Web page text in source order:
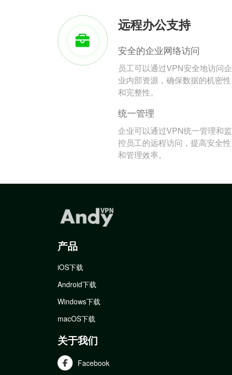
远程办公支持
安全的企业网络访问
员工可以通过VPN安全地访问企
业内部资源，确保数据的机密性
和完整性。
统一管理
企业可以通过VPN统一管理和监
控员工的远程访问，提高安全性
和管理效率。
产品
iOS下载
Android下载
Windows下载
macOS下载
关于我们
Facebook